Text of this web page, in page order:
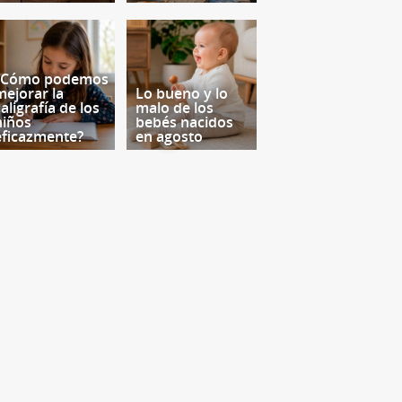
podemos
la
de los
Lo bueno y lo
malo de los
bebés nacidos
en agosto